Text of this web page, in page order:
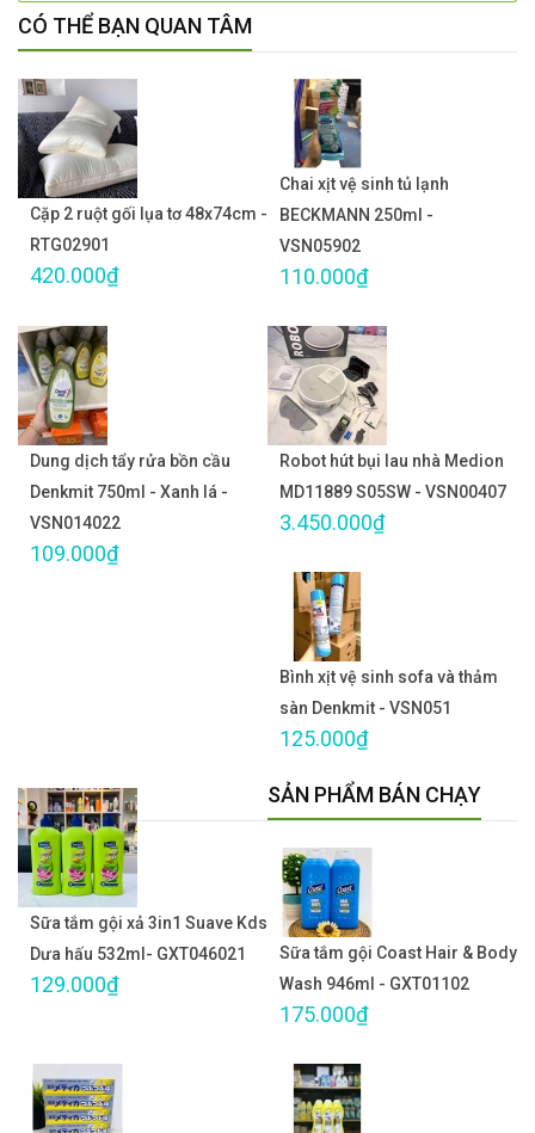
CÓ THỂ BẠN QUAN TÂM
Cặp 2 ruột gối lụa tơ 48x74cm -
RTG02901
420.000₫
Chai xịt vệ sinh tủ lạnh
BECKMANN 250ml -
VSN05902
110.000₫
Dung dịch tẩy rửa bồn cầu
Denkmit 750ml - Xanh lá -
VSN014022
109.000₫
Robot hút bụi lau nhà Medion
MD11889 S05SW - VSN00407
3.450.000₫
Bình xịt vệ sinh sofa và thảm
sàn Denkmit - VSN051
125.000₫
Sữa tắm gội xả 3in1 Suave Kds
Dưa hấu 532ml- GXT046021
129.000₫
SẢN PHẨM BÁN CHẠY
Sữa tắm gội Coast Hair & Body
Wash 946ml - GXT01102
175.000₫